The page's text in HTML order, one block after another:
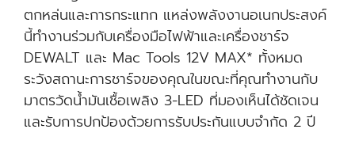
ตกหล่นและการกระแทก แหล่งพลังงานอเนกประสงค์
นี้ทำงานร่วมกับเครื่องมือไฟฟ้าและเครื่องชาร์จ
DEWALT และ Mac Tools 12V MAX* ทั้งหมด
ระวังสถานะการชาร์จของคุณในขณะที่คุณทำงานกับ
มาตรวัดน้ำมันเชื้อเพลิง 3-LED ที่มองเห็นได้ชัดเจน
และรับการปกป้องด้วยการรับประกันแบบจำกัด 2 ปี